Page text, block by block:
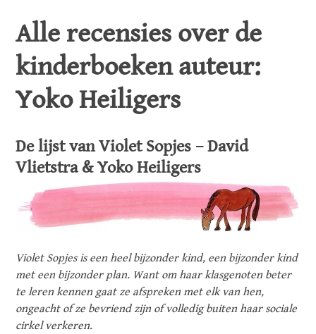
Alle recensies over de
kinderboeken auteur:
Yoko Heiligers
De lijst van Violet Sopjes – David
Vlietstra & Yoko Heiligers
Violet Sopjes is een heel bijzonder kind, een bijzonder kind
met een bijzonder plan. Want om haar klasgenoten beter
te leren kennen gaat ze afspreken met elk van hen,
ongeacht of ze bevriend zijn of volledig buiten haar sociale
cirkel verkeren.